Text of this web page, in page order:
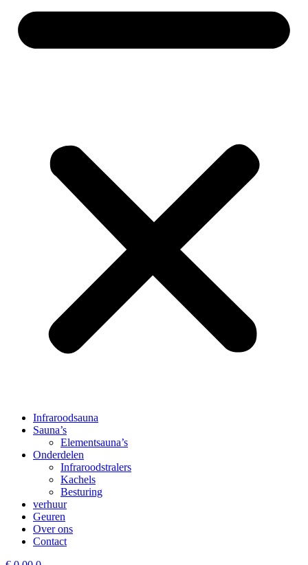
Infraroodsauna
Sauna’s
Elementsauna’s
Onderdelen
Infraroodstralers
Kachels
Besturing
verhuur
Geuren
Over ons
Contact